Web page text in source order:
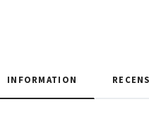
INFORMATION